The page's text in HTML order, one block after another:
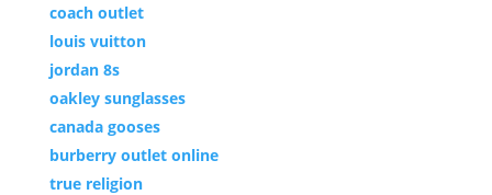
coach outlet
louis vuitton
jordan 8s
oakley sunglasses
canada gooses
burberry outlet online
true religion